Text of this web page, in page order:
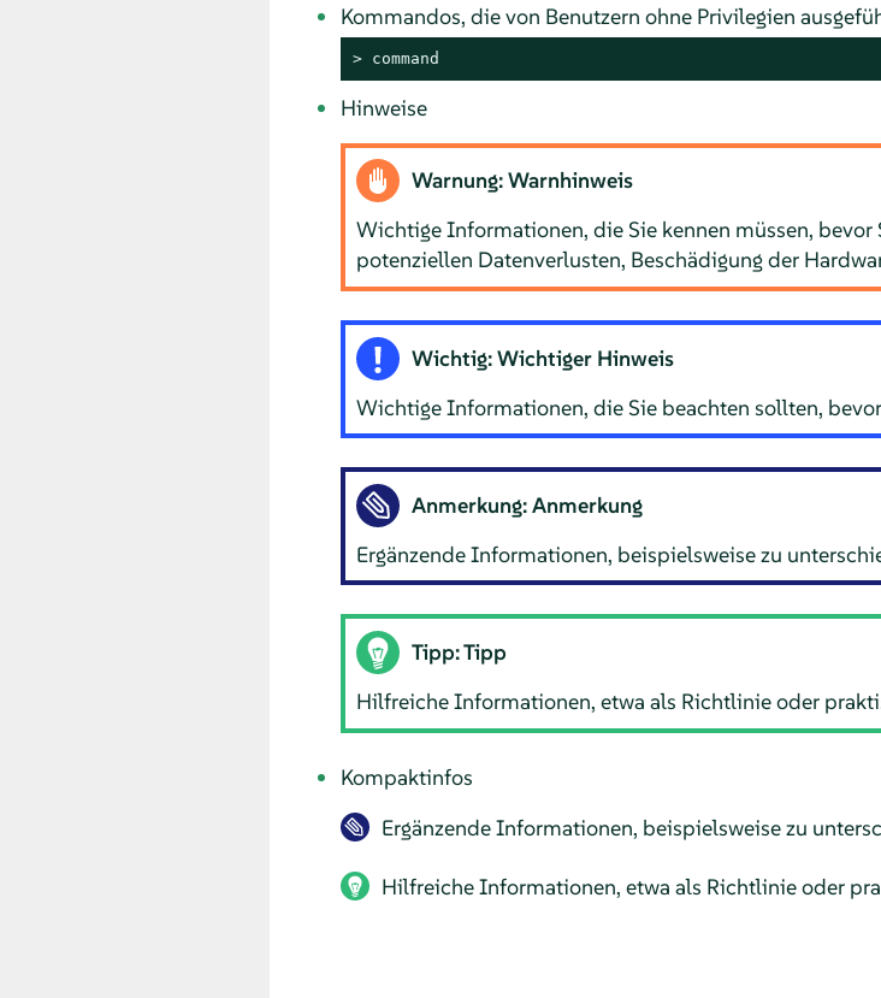
Kommandos, die von Benutzern ohne Privilegien
> command
Hinweise
Warnung: Warnhinweis
Wichtige Informationen, die Sie kennen müssen,
potenziellen Datenverlusten, Beschädigung der
Wichtig: Wichtiger Hinweis
Wichtige Informationen, die Sie beachten sollten,
Anmerkung: Anmerkung
Ergänzende Informationen, beispielsweise zu
Tipp: Tipp
Hilfreiche Informationen, etwa als Richtlinie oder
Kompaktinfos
Ergänzende Informationen, beispielsweise zu
Hilfreiche Informationen, etwa als Richtlinie oder